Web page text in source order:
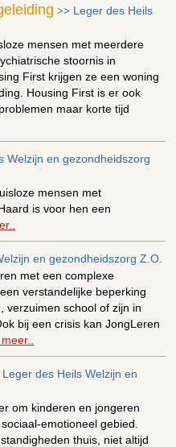
>> Leger des Heils
mensen met meerdere
stoornis in
First krijgen ze een woning
Housing First is er ook
maar korte tijd
Welzijn en gezondheidszorg
mensen met
is voor hen een
en gezondheidszorg Z.O.
met een complexe
verstandelijke beperking
verzuimen school of zijn in
bij een crisis kan JongLeren
Leger des Heils Welzijn en
om kinderen en jongeren
emotioneel gebied.
thuis, niet altijd